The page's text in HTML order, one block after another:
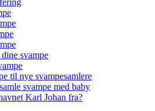
svampe
til nye svampesamlere
svampe med baby
Karl Johan fra?